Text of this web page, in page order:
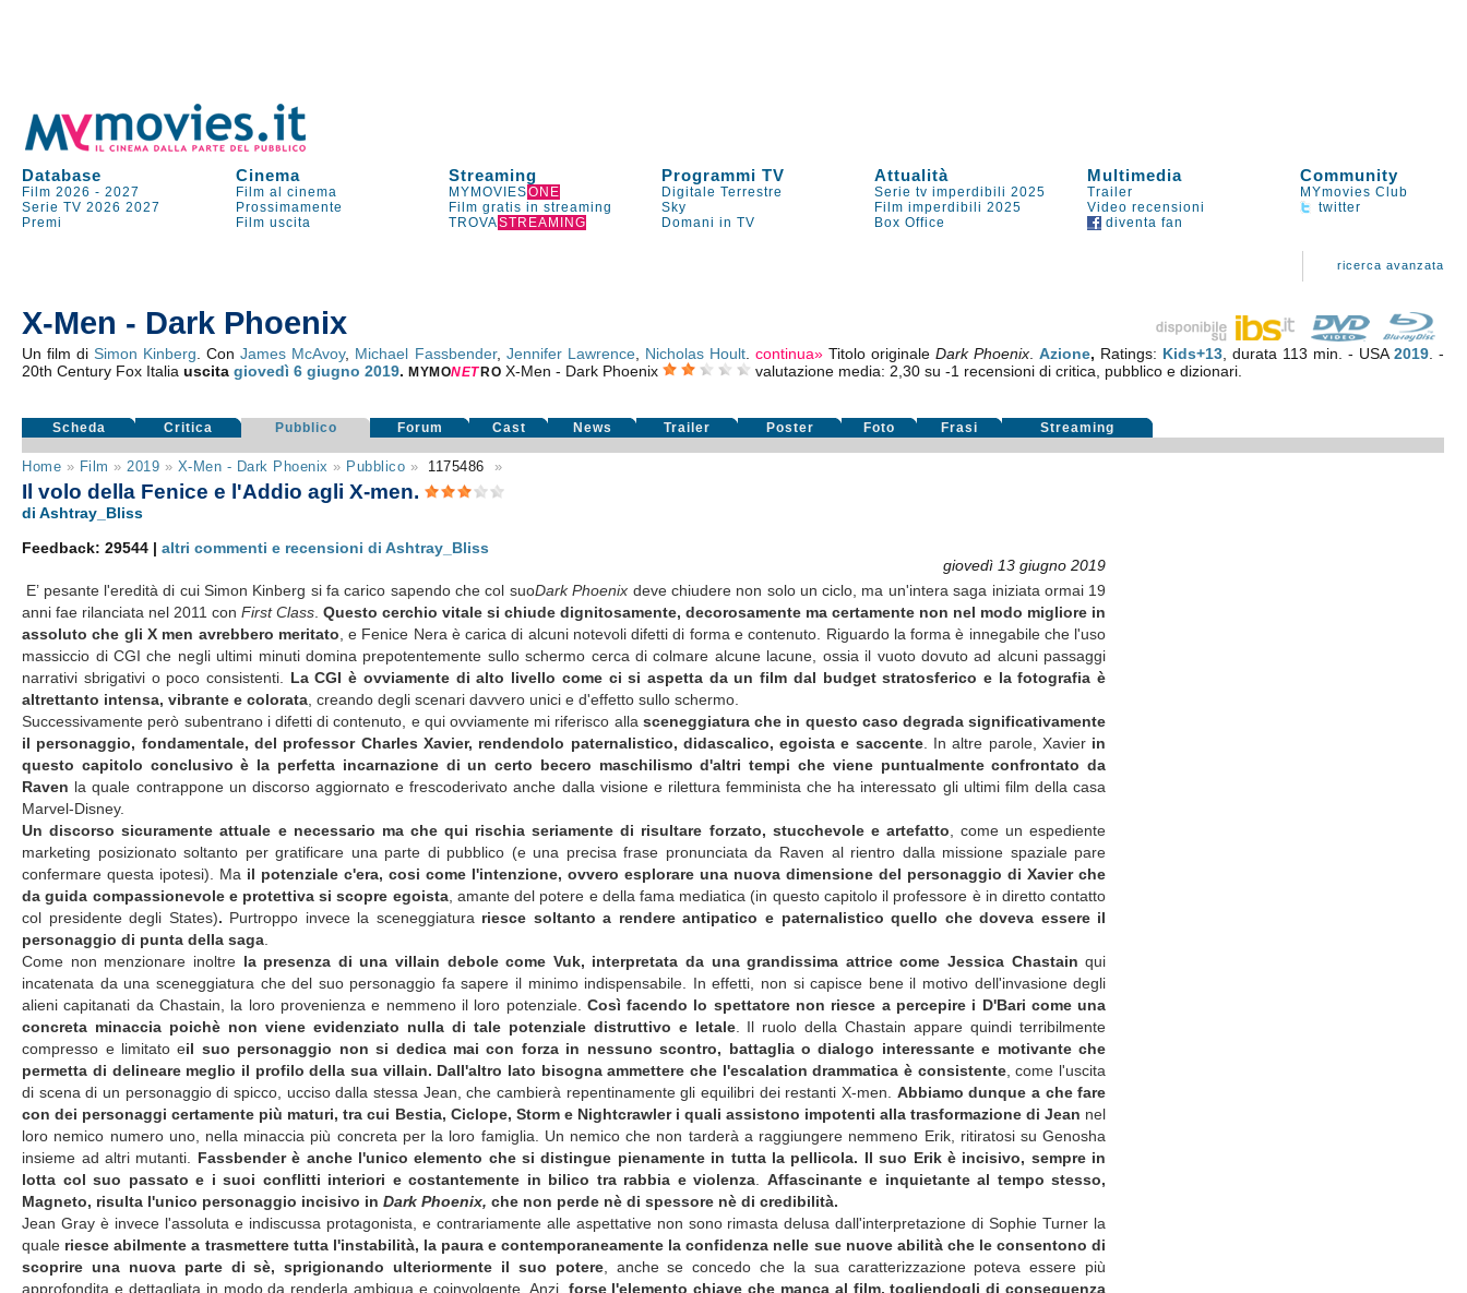
Database Cinema Streaming Programmi TV Attualità Multimedia Community
Film 2026 -2027 Film al cinema MYMOVIESONE Digitale Terrestre Serie tv imperdibili 2025 Trailer
MYmovies Club
Serie TV 2026 2027 Prossimamente Film gratis in streaming Sky Film imperdibili 2025 Video recensioni
twitter
Premi
Film uscita TROVASTREAMING Domani in TV Box Office diventa fan
ricerca avanzata
X-Men - Dark Phoenix
Un film diSimon Kinberg . ConJames McAvoy, Michael Fassbender, Jennifer Lawrence, Nicholas Hoult. continua» Titolo originale Dark Phoenix. Azione, Ratings: Kids+13 , durata 113 min. - USA2019 . -
20th Century Fox Italiauscitagiovedì 6 giugno 2019.MYMONET RO X-Men - Dark Phoenix valutazione media: 2,30 su -1 recensioni di critica, pubblico e dizionari.
Scheda Critica Pubblico Forum Cast News Trailer Poster Foto Frasi Streaming
Home » Film » 2019 » X-Men - Dark Phoenix » Pubblico » 1175486 »
Il volo della Fenice e l'Addio agli X-men.
di Ashtray_Bliss
Feedback: 29544 |altri commenti e recensioni di Ashtray_Bliss
giovedì 13 giugno 2019
E’ pesante l'eredità di cui Simon Kinberg si fa carico sapendo che col suoDark Phoenix deve chiudere non solo un ciclo, ma un'intera saga iniziata ormai 19
anni fae rilanciata nel 2011 conFirst Class .Questo cerchio vitale si chiude dignitosamente, decorosamente ma certamente non nel modo migliore in
assoluto che gli X men avrebbero meritato , e Fenice Nera è carica di alcuni notevoli difetti di forma e contenuto. Riguardo la forma è innegabile che l'uso
massiccio di CGI che negli ultimi minuti domina prepotentemente sullo schermo cerca di colmare alcune lacune, ossia il vuoto dovuto ad alcuni passaggi
narrativi sbrigativi o poco consistenti. La CGI è ovviamente di alto livello come ci si aspetta da un film dal budgetstratosferico e la fotografia è
altrettanto intensa, vibrante e colorata , creando degli scenari davvero unici e d'effetto sullo schermo.
Successivamente però subentrano i difetti di contenuto, e qui ovviamente mi riferisco alla sceneggiatura che in questo caso degrada significativamente
il personaggio, fondamentale, del professor Charles Xavier, rendendolo paternalistico, didascalico, egoista e saccente. In altre parole, Xavier in
questo capitolo conclusivo è la perfetta incarnazione di un certo becero maschilismo d'altri tempi che viene puntualmente confrontato da
Raven la quale contrappone un discorso aggiornato e frescoderivato anche dalla visione e rilettura femminista che ha interessato gli ultimi film della casa
Marvel-Disney.
Un discorso sicuramente attuale e necessario ma che qui rischia seriamente di risultare forzato, stucchevole e artefatto , come un espediente
marketing posizionato soltanto per gratificare una parte di pubblico (e una precisa frase pronunciata da Raven al rientro dalla missione spaziale pare
confermare questa ipotesi). Ma il potenziale c'era, cosi come l'intenzione, ovvero esplorare una nuova dimensione del personaggio di Xavier che
da guida compassionevole e protettiva si scopre egoista, amante del potere e della fama mediatica (in questo capitolo il professore è in diretto contatto
col presidente degli States). Purtroppo invece la sceneggiatura riesce soltanto a rendere antipatico e paternalistico quello che doveva essere il
personaggio di punta della saga
Come non menzionare inoltre la presenza di una villain debole come Vuk, interpretata da una grandissima attrice come Jessica Chastainqui
incatenata da una sceneggiatura che del suo personaggio fa sapere il minimo indispensabile. In effetti, non si capisce bene il motivo dell'invasione degli
alieni capitanati da Chastain, la loro provenienza e nemmeno il loro potenziale. Così facendo lo spettatore non riesce a percepire i D'Bari come una
concreta minaccia poichè non viene evidenziato nulla di tale potenziale distruttivo e letale. Il ruolo della Chastain appare quindi terribilmente
compresso e limitato eil suo personaggio non si dedica mai con forza in nessuno scontro, battaglia o dialogo interessante e motivante che
permetta di delineare meglio il profilo della sua villain. Dall'altro lato bisogna ammettere che l'escalation drammatica è consistente, come l'uscita
di scena di un personaggio di spicco, ucciso dalla stessa Jean, che cambierà repentinamente gli equilibri dei restanti X-men. Abbiamo dunque a che fare
con dei personaggi certamente più maturi, tra cui Bestia, Ciclope, Storm e Nightcrawler i quali assistono impotenti alla trasformazione diJean nel
loro nemico numero uno, nella minaccia più concreta per la loro famiglia. Un nemico che non tarderà a raggiungere nemmeno Erik, ritiratosi su Genosha
insieme ad altri mutanti. Fassbender è anche l'unico elemento che si distingue pienamente in tutta la pellicola. Il suo Erik è incisivo, sempre in
lotta col suo passato e i suoi conflitti interiori e costantemente in bilico tra rabbia e violenza
Affascinante e inquietante al tempo stesso,
Magneto, risulta l'unico personaggio incisivo inDark Phoenix, che non perde nè di spessore nè di credibilità.
Jean Gray è invece l'assoluta e indiscussa protagonista, e contrariamente alle aspettative non sono rimasta delusa dall'interpretazione di Sophie Turner la
quale riesce abilmente a trasmettere tutta l'instabilità, la paura e contemporaneamente la confidenza nelle sue nuove abilità che le consentono di
scoprire una nuova parte di sè, sprigionando ulteriormente il suo potere, anche se concedo che la sua caratterizzazione poteva essere più
approfondita e dettagliata in modo da renderla ambigua e coinvolgente. Anzi, forse l'elemento chiave che manca al film, togliendogli di conseguenza